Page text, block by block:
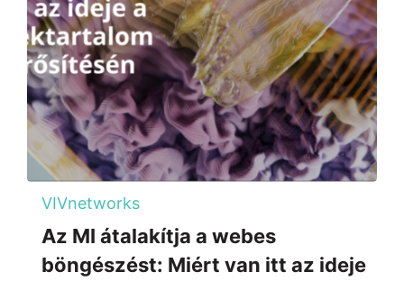
Az MI átalakítja a webes
böngészést: Miért van itt az ideje
VIVnetworks